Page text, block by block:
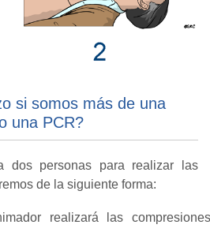
si somos más de una
una PCR?
dos personas para realizar las
de la siguiente forma:
realizará las compresiones